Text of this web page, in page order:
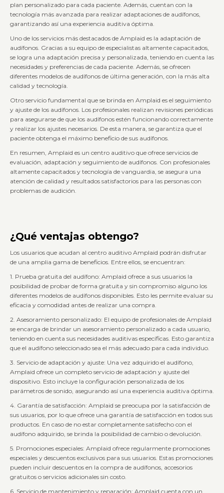
plan personalizado para cada paciente. Además, cuentan con la
tecnología más avanzada para realizar adaptaciones de audífonos,
garantizando así una experiencia auditiva óptima.
Uno de los servicios más destacados de Amplaid es la adaptación de
audífonos. Gracias a su equipo de especialistas altamente capacitados,
se logra una adaptación precisa y personalizada, teniendo en cuenta las
necesidades y preferencias de cada paciente. Además, se ofrecen
diferentes modelos de audífonos de última generación, con la más alta
calidad y tecnología.
Otro servicio fundamental que se brinda en Amplaid es el seguimiento
y ajuste de los audífonos. Los profesionales realizan revisiones periódicas
para asegurarse de que los audífonos estén funcionando correctamente
y realizar los ajustes necesarios. De esta manera, se garantiza que el
paciente obtenga el máximo beneficio de sus audífonos.
En resumen, Amplaid es un centro auditivo que ofrece servicios de
evaluación, adaptación y seguimiento de audífonos. Con profesionales
altamente capacitados y tecnología de vanguardia, se asegura una
atención de calidad y resultados satisfactorios para las personas con
problemas de audición.
¿Qué ventajas obtengo?
Los usuarios que acudan al centro auditivo Amplaid podrán disfrutar
de una amplia gama de beneficios. Entre ellos, se encuentran:
1. Prueba gratuita del audífono: Amplaid ofrece a sus usuarios la
posibilidad de probar de forma gratuita y sin compromiso alguno los
diferentes modelos de audífonos disponibles. Esto les permite evaluar su
eficacia y comodidad antes de realizar una compra.
2. Asesoramiento personalizado: El equipo de profesionales de Amplaid
se encarga de brindar un asesoramiento personalizado a cada usuario,
teniendo en cuenta sus necesidades auditivas específicas. Esto garantiza
que el audífono seleccionado sea el más adecuado para cada individuo.
3. Servicio de adaptación y ajuste: Una vez adquirido el audífono,
Amplaid ofrece un completo servicio de adaptación y ajuste del
dispositivo. Esto incluye la configuración personalizada de los
parámetros de sonido, asegurando así una experiencia auditiva óptima.
4. Garantía de satisfacción: Amplaid se preocupa por la satisfacción de
sus usuarios, por lo que ofrece una garantía de satisfacción en todos sus
productos. En caso de no estar completamente satisfecho con el
audífono adquirido, se brinda la posibilidad de cambio o devolución.
5. Promociones especiales: Amplaid ofrece regularmente promociones
especiales y descuentos exclusivos para sus usuarios. Estas promociones
pueden incluir descuentos en la compra de audífonos, accesorios
gratuitos o servicios adicionales sin costo.
6. Servicio de mantenimiento y reparación: Amplaid cuenta con un